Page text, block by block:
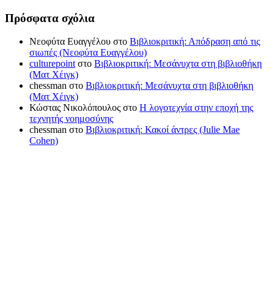
Πρόσφατα σχόλια
Νεοφύτα Ευαγγέλου στο Βιβλιοκριτική: Απόδραση από τις
σιωπές (Νεοφύτα Ευαγγέλου)
culturepointστο Βιβλιοκριτική: Μεσάνυχτα στη βιβλιοθήκη
(Ματ Χέιγκ)
chessman στο Βιβλιοκριτική: Μεσάνυχτα στη βιβλιοθήκη
(Ματ Χέιγκ)
Κώστας Νικολόπουλος στο Η λογοτεχνία στην εποχή της
τεχνητής νοημοσύνης
chessman στο Βιβλιοκριτική: Κακοί άντρες (Julie Mae
Cohen)